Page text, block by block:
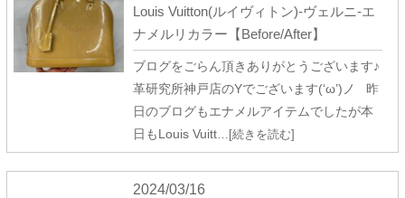
Louis Vuitton(ルイヴィトン)-ヴェルニ-エ
ナメルリカラー【Before/After】
ブログをごらん頂きありがとうございます♪
革研究所神戸店のYでございます(‘ω’)ノ 昨
日のブログもエナメルアイテムでしたが本
日もLouis Vuitt…[続きを読む]
2024/03/16